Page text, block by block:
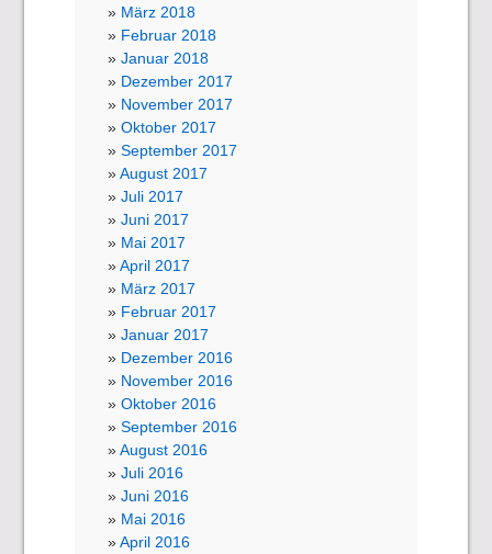
März 2018
Februar 2018
Januar 2018
Dezember 2017
November 2017
Oktober 2017
September 2017
August 2017
Juli 2017
Juni 2017
Mai 2017
April 2017
März 2017
Februar 2017
Januar 2017
Dezember 2016
November 2016
Oktober 2016
September 2016
August 2016
Juli 2016
Juni 2016
Mai 2016
April 2016